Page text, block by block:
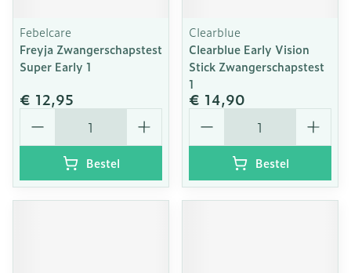
Febelcare
Freyja Zwangerschapstest
Super Early 1
€ 12,95
Aantal
Bestel
Clearblue
Clearblue Early Vision
Stick Zwangerschapstest
1
€ 14,90
Aantal
Bestel